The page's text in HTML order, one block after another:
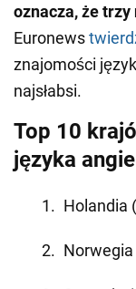
oznacza, że
Euronews
znajomości
najsłabsi.
Top 10
języka
Holandia